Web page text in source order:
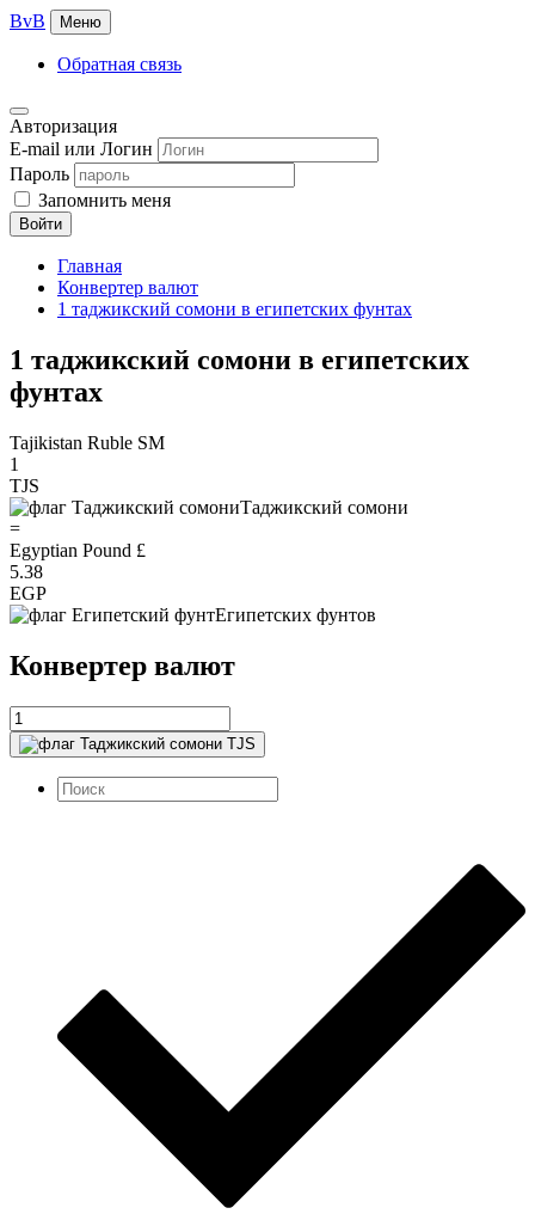
BvB Меню
Обратная связь
Авторизация
E-mail или Логин
Пароль
Запомнить меня
Войти
Главная
Конвертер валют
1 таджикский сомони в египетских фунтах
1 таджикский сомони в египетских
фунтах
Tajikistan Ruble SM
1
TJS
Таджикский сомони
=
Egyptian Pound £
5.38
EGP
Египетских фунтов
Конвертер валют
TJS